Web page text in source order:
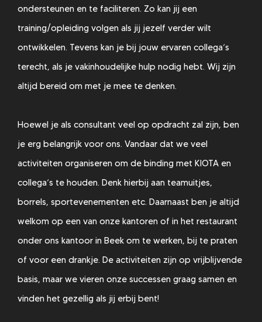
ondersteunen en te faciliteren. Zo kan jij een
training/opleiding volgen als jij jezelf verder wilt
ontwikkelen. Tevens kan je bij jouw ervaren collega’s
terecht, als je vakinhoudelijke hulp nodig hebt. Wij zijn
altijd bereid om met je mee te denken.
Hoewel je als consultant veel op opdracht zal zijn, ben
je erg belangrijk voor ons. Vandaar dat we veel
activiteiten organiseren om de binding met KIOTA en
collega’s te houden. Denk hierbij aan teamuitjes,
borrels, sportevenementen etc. Daarnaast ben je altijd
welkom op een van onze kantoren of in het restaurant
onder ons kantoor in Beek om te werken, bij te praten
of voor een drankje. De activiteiten zijn op vrijblijvende
basis, maar we vieren onze successen graag samen en
vinden het gezellig als jij erbij bent!